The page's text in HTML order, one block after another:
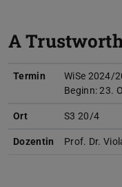
A
Termin
WiSe 2024/
Beginn: 23.
Ort S3 20/4
Dozentin Prof. Dr.